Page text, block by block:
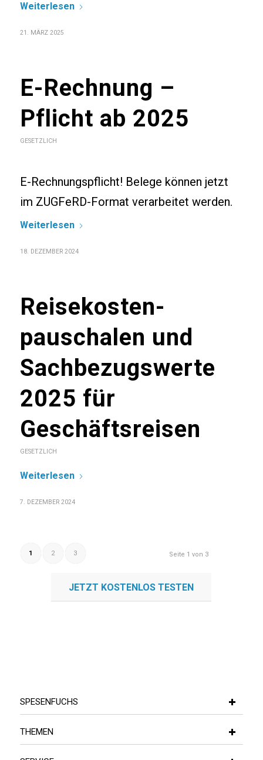
Weiterlesen
21. MÄRZ 2025
E-Rechnung –
Pflicht ab 2025
GESETZLICH
E-Rechnungspflicht! Belege können jetzt
im ZUGFeRD-Format verarbeitet werden.
Weiterlesen
18. DEZEMBER 2024
Reisekosten­
pauschalen und
Sach­bezugs­werte
2025 für
Geschäfts­reisen
GESETZLICH
Weiterlesen
7. DEZEMBER 2024
Seite 1 von 3
1 2 3
JETZT KOSTENLOS TESTEN
SPESENFUCHS
THEMEN